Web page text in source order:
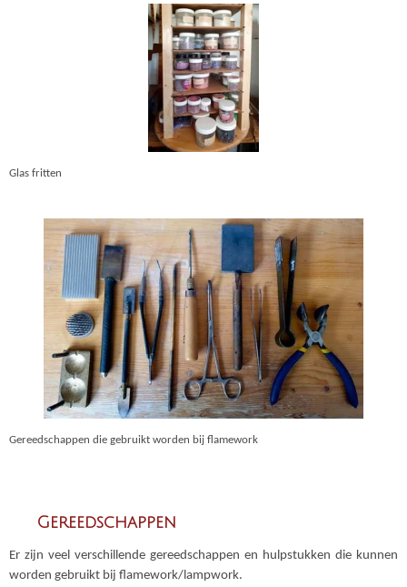
Glas fritten
Gereedschappen die gebruikt worden bij flamework
Gereedschappen
Er zijn veel verschillende gereedschappen en hulpstukken die kunnen
worden gebruikt bij flamework/lampwork.